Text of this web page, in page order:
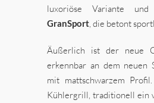
luxoriöse Variante
GranSport, die betont
Äußerlich ist der neue
erkennbar an dem neuen
mit mattschwarzem
Kühlergrill, traditionell ein